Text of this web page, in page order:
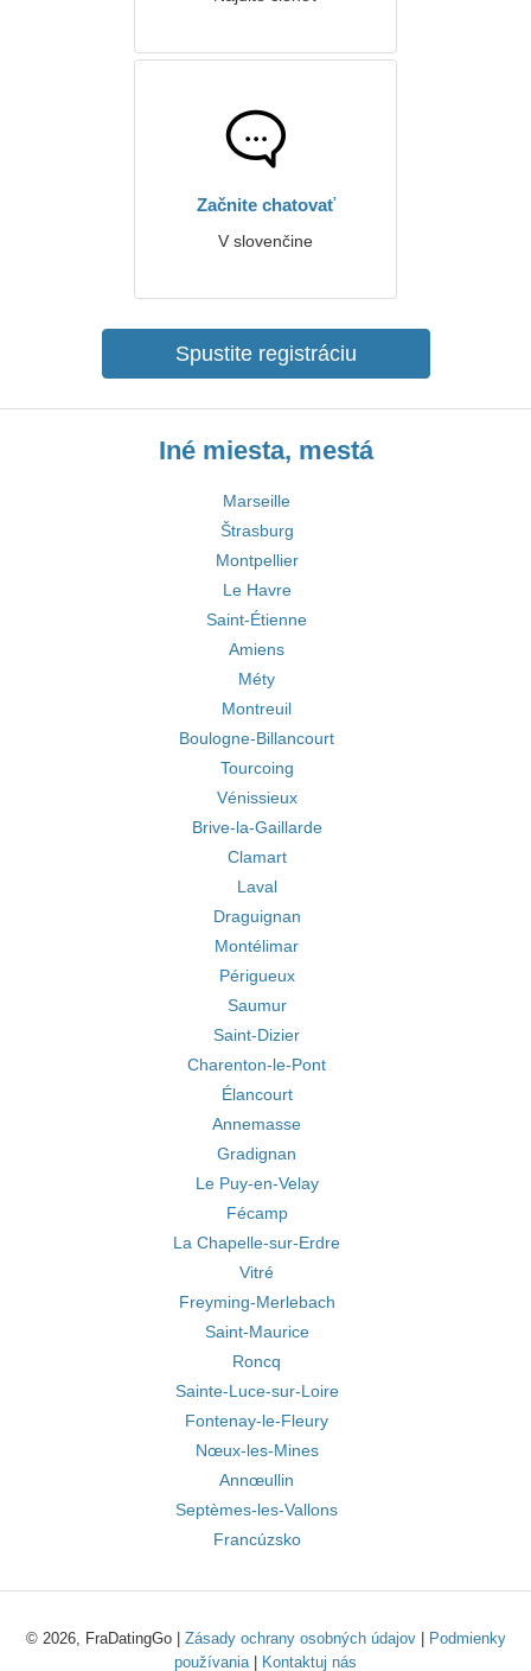
Začnite chatovať
V slovenčine
Spustite registráciu
Iné miesta, mestá
Marseille
Štrasburg
Montpellier
Le Havre
Saint-Étienne
Amiens
Méty
Montreuil
Boulogne-Billancourt
Tourcoing
Vénissieux
Brive-la-Gaillarde
Clamart
Laval
Draguignan
Montélimar
Périgueux
Saumur
Saint-Dizier
Charenton-le-Pont
Élancourt
Annemasse
Gradignan
Le Puy-en-Velay
Fécamp
La Chapelle-sur-Erdre
Vitré
Freyming-Merlebach
Saint-Maurice
Roncq
Sainte-Luce-sur-Loire
Fontenay-le-Fleury
Nœux-les-Mines
Annœullin
Septèmes-les-Vallons
Francúzsko
© 2026, FraDatingGo | Zásady ochrany osobných údajov|
Podmienky
používania| Kontaktuj nás